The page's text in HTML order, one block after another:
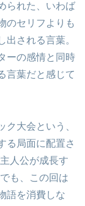
られた、いわば
のセリフよりも
される言葉。
ーの感情と同時
言葉だと感じて
大会という、
る局面に配置さ
人公が成長す
も、この回は
語を消費しな